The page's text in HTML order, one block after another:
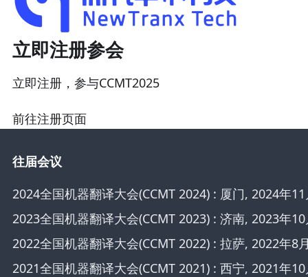
立即注册参会
立即注册，参与CCMT2025
前往注册页面
往届会议
2024全国机器翻译大会(CCMT 2024) : 厦门, 2024年
2023全国机器翻译大会(CCMT 2023) : 济南, 2023年
2022全国机器翻译大会(CCMT 2022) : 拉萨, 2022年8
2021全国机器翻译大会(CCMT 2021) : 西宁, 2021年